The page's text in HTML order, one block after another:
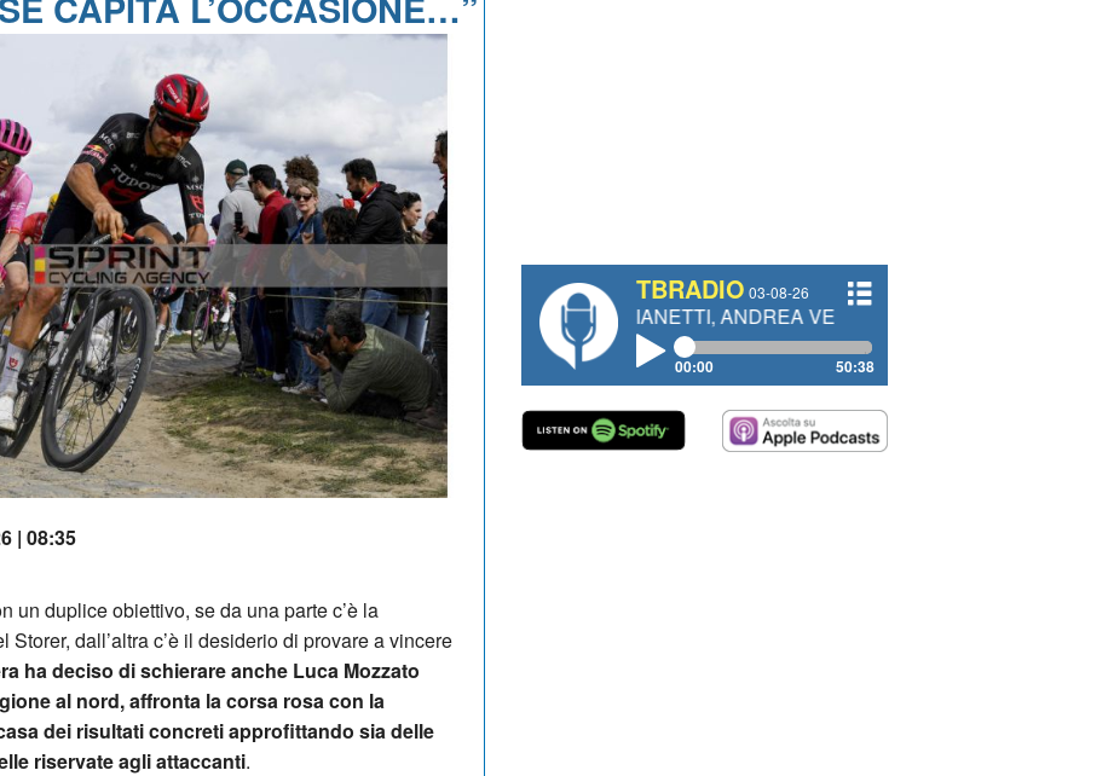
| 08:35
un duplice obiettivo, se da una parte c’è la
dall’altra c’è il desiderio di provare a vincere
ha deciso di schierare anche Luca Mozzato
al nord, affronta la corsa rosa con la
dei risultati concreti approfittando sia delle
riservate agli attaccanti.
TBRADIO 03-08-26
#334 CHARLY WEGELIUS, MAURO GIANETTI, ANDREA VENDRAME, FILIPPO FIORELLI
00:00 50:38